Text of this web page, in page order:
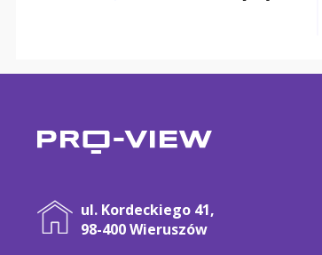
ul. Kordeckiego 41,
98-400 Wieruszów